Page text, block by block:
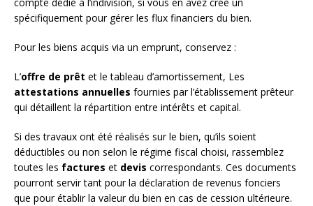
compte dédié à l’indivision, si vous en avez créé un
spécifiquement pour gérer les flux financiers du bien.
Pour les biens acquis via un emprunt, conservez :
L’offre de prêt et le tableau d’amortissement, Les
attestations annuelles fournies par l’établissement prêteur
qui détaillent la répartition entre intérêts et capital.
Si des travaux ont été réalisés sur le bien, qu’ils soient
déductibles ou non selon le régime fiscal choisi, rassemblez
toutes les factures et devis correspondants. Ces documents
pourront servir tant pour la déclaration de revenus fonciers
que pour établir la valeur du bien en cas de cession ultérieure.